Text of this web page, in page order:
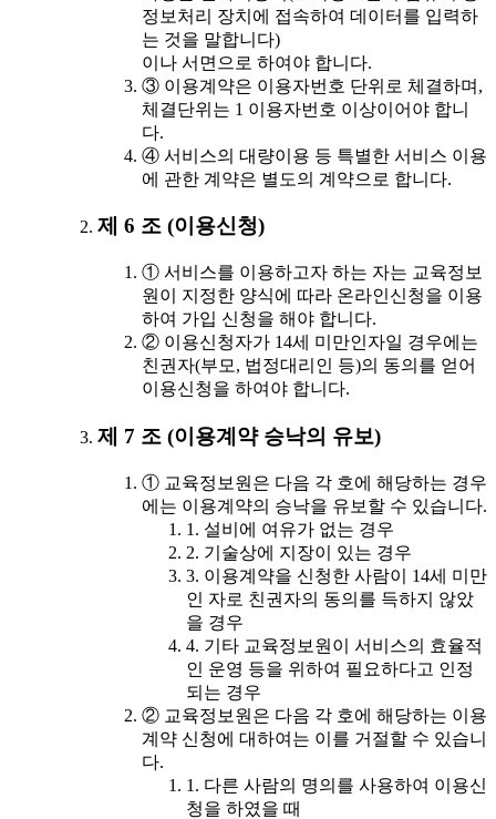
정보처리 장치에 접속하여 데이터를 입력하
는 것을 말합니다)
이나 서면으로 하여야 합니다.
③ 이용계약은 이용자번호 단위로 체결하며,
체결단위는 1 이용자번호 이상이어야 합니
다.
④ 서비스의 대량이용 등 특별한 서비스 이용
에 관한 계약은 별도의 계약으로 합니다.
제 6 조 (이용신청)
① 서비스를 이용하고자 하는 자는 교육정보
원이 지정한 양식에 따라 온라인신청을 이용
하여 가입 신청을 해야 합니다.
② 이용신청자가 14세 미만인자일 경우에는
친권자(부모, 법정대리인 등)의 동의를 얻어
이용신청을 하여야 합니다.
제 7 조 (이용계약 승낙의 유보)
① 교육정보원은 다음 각 호에 해당하는 경우
에는 이용계약의 승낙을 유보할 수 있습니다.
1. 설비에 여유가 없는 경우
2. 기술상에 지장이 있는 경우
3. 이용계약을 신청한 사람이 14세 미만
인 자로 친권자의 동의를 득하지 않았
을 경우
4. 기타 교육정보원이 서비스의 효율적
인 운영 등을 위하여 필요하다고 인정
되는 경우
② 교육정보원은 다음 각 호에 해당하는 이용
계약 신청에 대하여는 이를 거절할 수 있습니
다.
1. 다른 사람의 명의를 사용하여 이용신
청을 하였을 때